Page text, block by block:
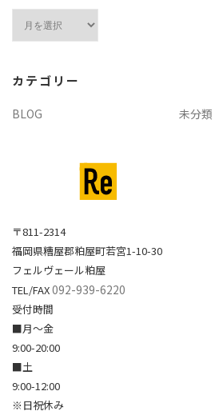
ブ
カテゴリー
BLOG 未分類
〒811-2314
福岡県糟屋郡粕屋町若宮1-10-30
フェルヴェール粕屋
TEL/FAX092-939-6220
受付時間
■月～金
9:00-20:00
■土
9:00-12:00
※日祝休み